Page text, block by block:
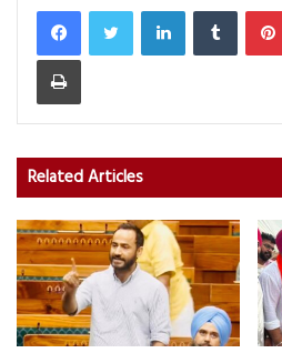
LinkedInTumblr
Print
Related Articles